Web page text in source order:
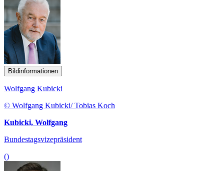
Bildinformationen
Wolfgang Kubicki
© Wolfgang Kubicki/ Tobias Koch
Kubicki, Wolfgang
Bundestagsvizepräsident
()